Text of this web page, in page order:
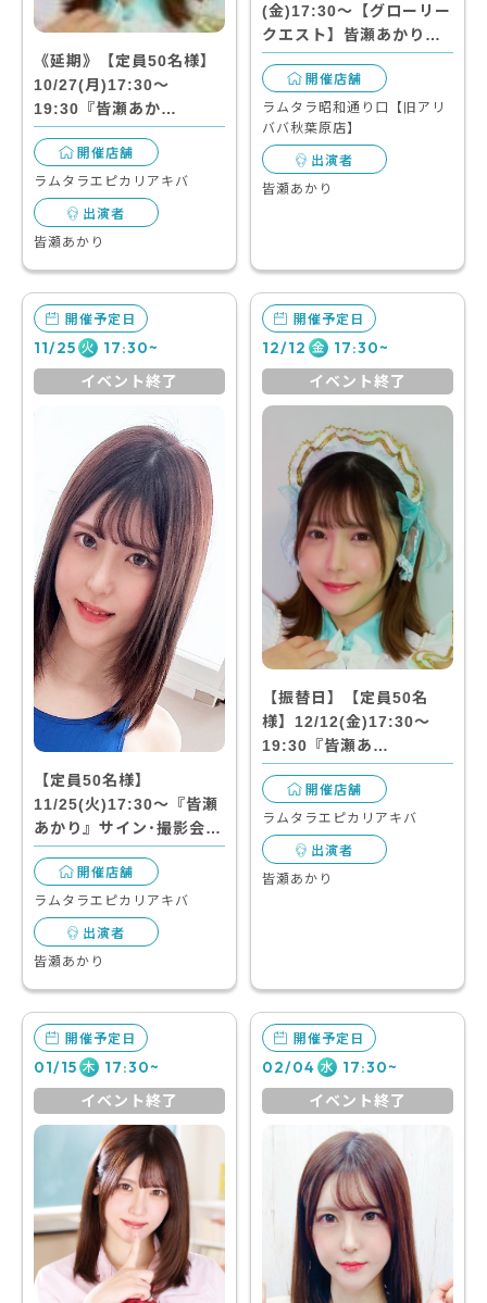
《延期》【定員50名様】
10/27(月)17:30～
19:30『皆瀬あか…
開催店舗
ラムタラエピカリアキバ
出演者
皆瀬あかり
(金)17:30～【グローリー
クエスト】皆瀬あかり…
開催店舗
ラムタラ昭和通り口【旧アリ
ババ秋葉原店】
出演者
皆瀬あかり
開催予定日
11/25 火 17:30~
イベント終了
【定員50名様】
11/25(火)17:30～『皆瀬
あかり』サイン･撮影会…
開催店舗
ラムタラエピカリアキバ
出演者
皆瀬あかり
開催予定日
12/12 金 17:30~
イベント終了
【振替日】【定員50名
様】12/12(金)17:30～
19:30『皆瀬あ…
開催店舗
ラムタラエピカリアキバ
出演者
皆瀬あかり
開催予定日
01/15 木 17:30~
イベント終了
開催予定日
02/04 水 17:30~
イベント終了